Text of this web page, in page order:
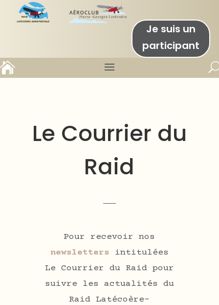
Je suis un
participant

Le Courrier du
Raid
Pour recevoir nos
newsletters intitulées
Le Courrier du Raid pour
suivre les actualités du
Raid Latécoère-